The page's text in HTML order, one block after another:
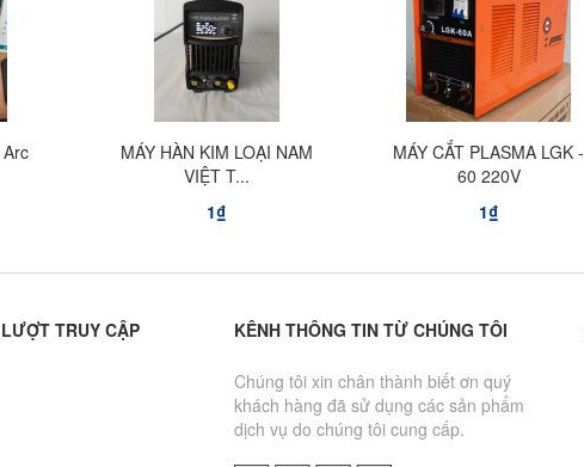
MÁY HÀN KIM LOẠI NAM
VIỆT T...
1₫
MÁY CẮT PLASMA LGK -
60 220V
1₫
LƯỢT TRUY CẬP KÊNH THÔNG TIN TỪ CHÚNG TÔI
Chúng tôi xin chân thành biết ơn quý
khách hàng đã sử dụng các sản phẩm
dịch vụ do chúng tôi cung cấp.